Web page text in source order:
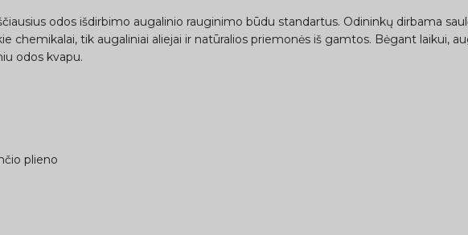
odos išdirbimo augalinio rauginimo būdu standartus. Odininkų dirbama
chemikalai, tik augaliniai aliejai ir natūralios priemonės iš gamtos. Bėgant laikui,
odos kvapu.
plieno